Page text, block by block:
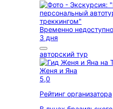
Временно недоступно
3 дня
авторский тур
Женя и Яна
5,0
Рейтинг организатора